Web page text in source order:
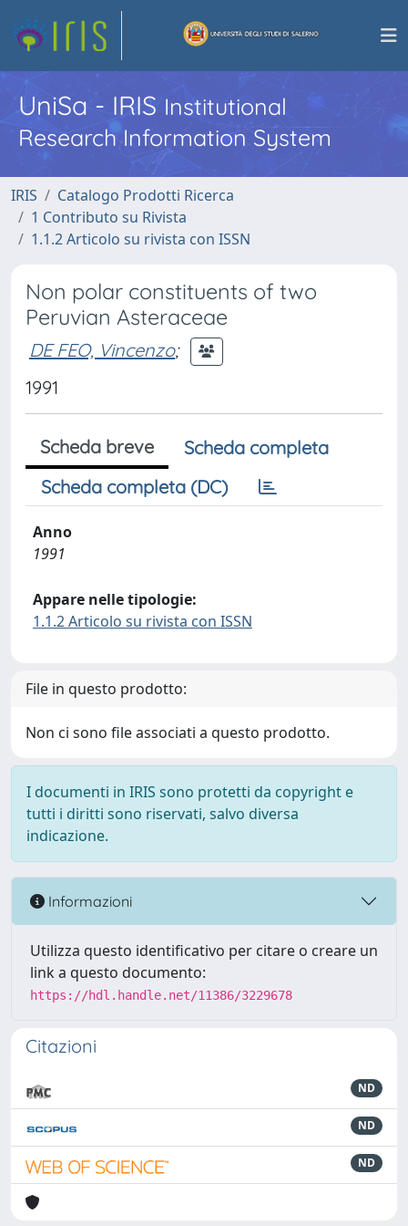
UniSa - IRISInstitutional
Research Information System
IRIS
Catalogo Prodotti Ricerca
1 Contributo su Rivista
1.1.2 Articolo su rivista con ISSN
Non polar constituents of two
Peruvian Asteraceae
DE FEO, Vincenzo;
1991
Scheda breve
Scheda completa
Scheda completa (DC)
Anno
1991
Appare nelle tipologie:
1.1.2 Articolo su rivista con ISSN
File in questo prodotto:
Non ci sono file associati a questo prodotto.
I documenti in IRIS sono protetti da copyright e
tutti i diritti sono riservati, salvo diversa
indicazione.
Informazioni
Utilizza questo identificativo per citare o creare un
link a questo documento:
https://hdl.handle.net/11386/3229678
Citazioni
ND
ND
ND